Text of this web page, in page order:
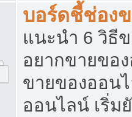
บอร์ดชี้ช่อง
แนะนำ 6 วิธี
อยากขายขอ
ขายของออน
ออนไลน์ เริ่ม